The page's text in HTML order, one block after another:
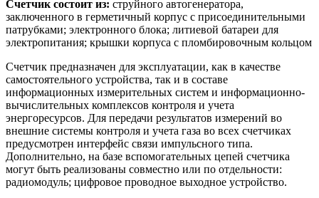
Счетчик состоит из: струйного автогенератора,
заключенного в герметичный корпус с присоединительными
патрубками; электронного блока; литиевой батареи для
электропитания; крышки корпуса с пломбировочным кольцом
Счетчик предназначен для эксплуатации, как в качестве
самостоятельного устройства, так и в составе
информационных измерительных систем и информационно-
вычислительных комплексов контроля и учета
энергоресурсов. Для передачи результатов измерений во
внешние системы контроля и учета газа во всех счетчиках
предусмотрен интерфейс связи импульсного типа.
Дополнительно, на базе вспомогательных цепей счетчика
могут быть реализованы совместно или по отдельности:
радиомодуль; цифровое проводное выходное устройство.